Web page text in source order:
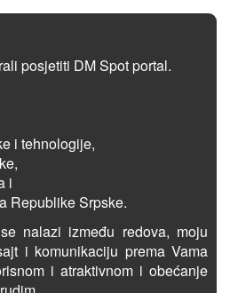
posjetiti DM Spot portal.
i tehnologije,
i
Republike Srpske.
nalazi između redova, moju
i komunikaciju prema Vama
i atraktivnom i obećanje